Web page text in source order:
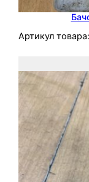
Артикул товара: